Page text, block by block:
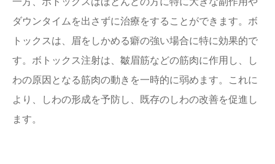
ダウンタイムを出さずに治療をすることができます。ボ
トックスは、眉をしかめる癖の強い場合に特に効果的で
す。ボトックス注射は、皺眉筋などの筋肉に作用し、し
わの原因となる筋肉の動きを一時的に弱めます。これに
より、しわの形成を予防し、既存のしわの改善を促進し
ます。